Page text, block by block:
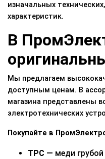
изначальных
характеристик.
В
Мы предлагаем
доступным ценам. В
магазина представлены
электротехнических
Покупайте в
TPC — меди